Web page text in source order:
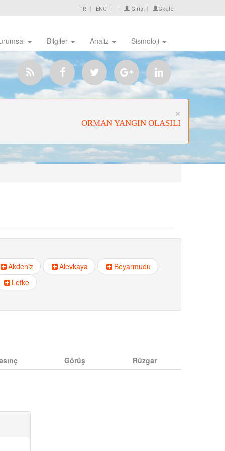
TR ENG Giriş Gkale
Bilgiler Analiz Sismoloji
× Close
ORMAN YANGIN OLASILIĞI ÇOK
Akdeniz Alevkaya
Beyarmudu
Lefke
Görüş Rüzgar